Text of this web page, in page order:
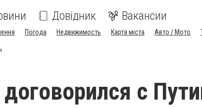
Довідник Вакансии
Погода Недвижимость Карта міста Авто / Мото
с